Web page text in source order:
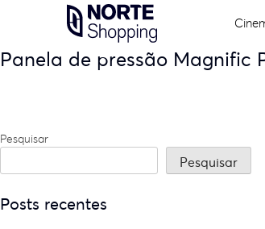
Panela de pressão Magnific
Post
Pesquisar
Pesquisar
Posts recentes